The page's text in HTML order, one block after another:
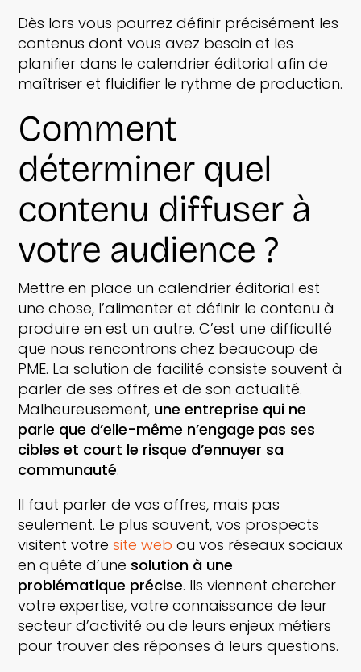
Dès lors vous pourrez définir précisément les
contenus dont vous avez besoin et les
planifier dans le calendrier éditorial afin de
maîtriser et fluidifier le rythme de production.
Comment
déterminer quel
contenu diffuser à
votre audience ?
Mettre en place un calendrier éditorial est
une chose, l’alimenter et définir le contenu à
produire en est un autre. C’est une difficulté
que nous rencontrons chez beaucoup de
PME. La solution de facilité consiste souvent à
parler de ses offres et de son actualité.
Malheureusement, une entreprise qui ne
parle que d’elle-même n’engage pas ses
cibles et court le risque d’ennuyer sa
communauté.
Il faut parler de vos offres, mais pas
seulement. Le plus souvent, vos prospects
visitent votresite web ou vos réseaux sociaux
en quête d’une solution à une
problématique précise. Ils viennent chercher
votre expertise, votre connaissance de leur
secteur d’activité ou de leurs enjeux métiers
pour trouver des réponses à leurs questions.